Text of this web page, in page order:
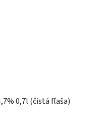
0,7l (čistá fľaša)